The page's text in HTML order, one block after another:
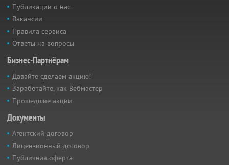
Публикации о нас
Вакансии
Правила сервиса
Ответы на вопросы
Бизнес-Партнёрам
Давайте сделаем акцию!
Заработайте, как Вебмастер
Прошедшие акции
Документы
Агентский договор
Лицензионный договор
Публичная оферта